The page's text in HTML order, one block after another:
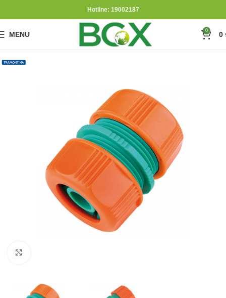
Hotline: 19002187
MENU 0 0